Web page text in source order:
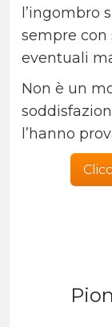
l’ingombro
sempre con
eventuali
Non è un
l’hanno